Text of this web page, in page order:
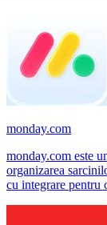
monday.com
monday.com este
organizarea
cu integrare pentru